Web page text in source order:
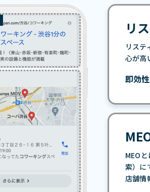
リ
リス
心が高
即効性
MEO
索）に
店舗情